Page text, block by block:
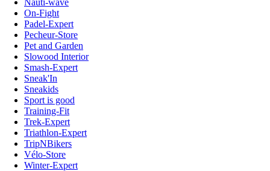
On-Fight
Padel-Expert
Pecheur-Store
Pet and Garden
Slowood Interior
Smash-Expert
Sneak'In
Sneakids
Sport is good
Training-Fit
Trek-Expert
Triathlon-Expert
TripNBikers
Vélo-Store
Winter-Expert